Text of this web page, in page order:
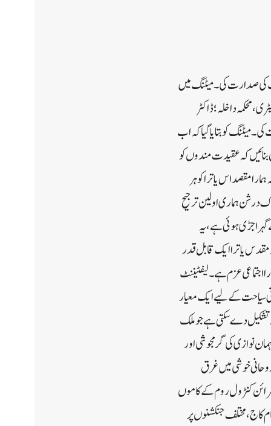
کی صدارت کی۔میٹنگ میں
محکمہ داخلہ؛ ڈاکٹر
میٹنگ کو بتایا گیا کہ اب
بنائیں کہ عقیدت مندوں کو
مقصد اس یاترا کو ہر
درشن ہماری اولین ترجیح
جڑی ہوئی ہے، یہ
مقدس یاترا ایک قابل قدر
اجتماعی عزم ہے۔لیفٹیننٹ
سیاحت کے لیے ایک معیار
تشکیل دے سکتی ہے جو ملک
نوازی کی گرمجوشی اور
خوشی میں غرق
کنٹرول روم کے کاموں
کاج، مختلف جنکشنوں پر